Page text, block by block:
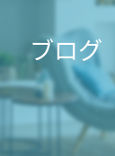
ブログ